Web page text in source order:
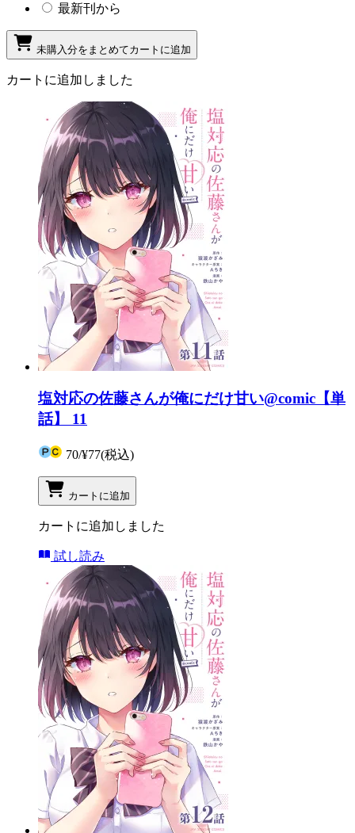
最新刊から
未購入分をまとめてカートに追加
カートに追加しました
塩対応の佐藤さんが俺にだけ甘い@comic【単
話】 11
70/¥77(税込)
カートに追加
カートに追加しました
試し読み